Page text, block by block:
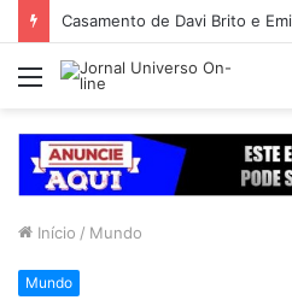
Menu
Início / Mundo
Mundo